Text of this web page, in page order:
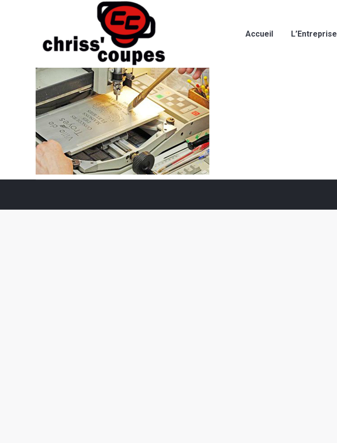
Accueil L’Entreprise